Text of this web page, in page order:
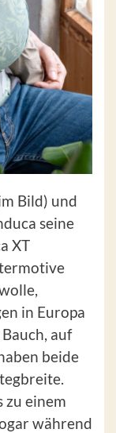
Bild) und
seine
XT
in Europa
auf
beide
zu einem
während